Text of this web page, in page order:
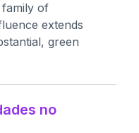
of
extends
green
no